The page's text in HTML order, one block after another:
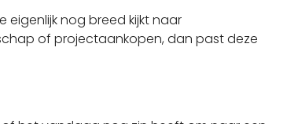
eigenlijk nog breed kijkt naar
of projectaankopen, dan past deze